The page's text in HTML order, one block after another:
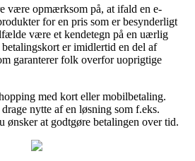
være opmærksom på, at ifald en e-
for en pris som er besynderligt
være et kendetegn på en uærlig
er imidlertid en del af
garanterer folk overfor uoprigtige
med kort eller mobilbetaling.
nytte af en løsning som f.eks.
at godtgøre betalingen over tid.